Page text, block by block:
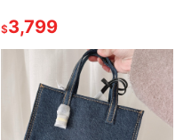
$3,799